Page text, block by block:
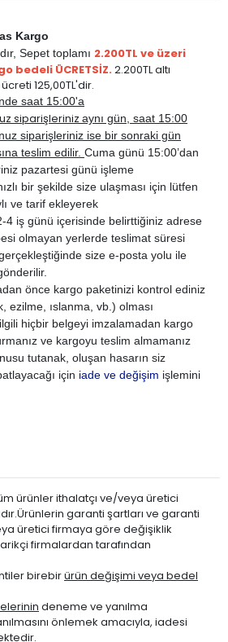
Kargo
Sepet toplamı 2.200TL ve üzeri
bedeli ÜCRETSİZ.2.200TL altı
125,00TL'dir.
saat 15:00'a
siparişleriniz aynı gün, saat 15:00
siparişleriniz ise bir sonraki gün
teslim edilir. Cuma günü 15:00’dan
pazartesi günü işleme
bir şekilde size ulaşması için lütfen
ve tarif ekleyerek
4 iş günü içerisinde belirttiğiniz adrese
olmayan yerlerde teslimat süresi
size e-posta yolu ile
önce kargo paketinizi kontrol ediniz
ezilme, ıslanma, vb.) olması
hiçbir belgeyi imzalamadan kargo
ve kargoyu teslim almamanız
tutanak, oluşan hasarın siz
için iade ve değişim işlemini
ürünler ithalatçı ve/veya üretici
garanti şartları ve garanti
üretici firmaya göre değişiklik
firmalardan tarafından
birebirürün değişimi veya bedel
deneme ve yanılma
önlemek amacıyla, iadesi